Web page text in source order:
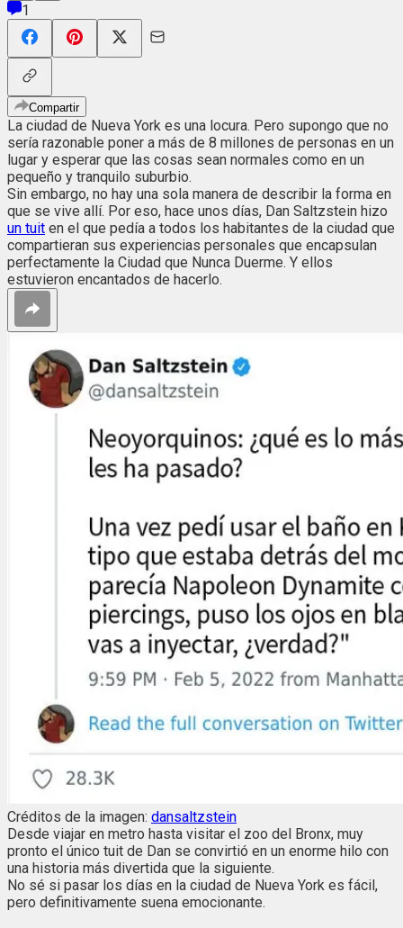
1
Compartir
La ciudad de Nueva York es una locura. Pero supongo que no
sería razonable poner a más de 8 millones de personas en un
lugar y esperar que las cosas sean normales como en un
pequeño y tranquilo suburbio.
Sin embargo, no hay una sola manera de describir la forma en
que se vive allí. Por eso, hace unos días, Dan Saltzstein hizo
un tuit en el que pedía a todos los habitantes de la ciudad que
compartieran sus experiencias personales que encapsulan
perfectamente la Ciudad que Nunca Duerme. Y ellos
estuvieron encantados de hacerlo.
Créditos de la imagen: dansaltzstein
Desde viajar en metro hasta visitar el zoo del Bronx, muy
pronto el único tuit de Dan se convirtió en un enorme hilo con
una historia más divertida que la siguiente.
No sé si pasar los días en la ciudad de Nueva York es fácil,
pero definitivamente suena emocionante.